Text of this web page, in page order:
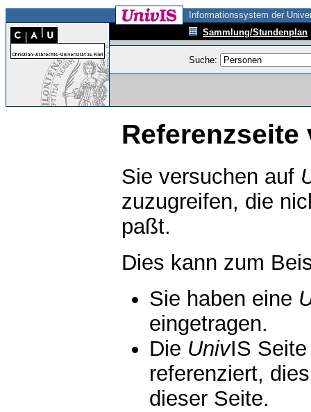
Informationssystem der
Sammlung/Stundenplan
Suche:
Referenzseite
Sie versuchen auf
zuzugreifen, die
paßt.
Dies kann zum
Sie haben eine
eingetragen.
Die UnivIS
referenziert,
dieser Seite.